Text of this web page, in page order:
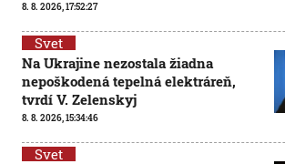
8. 8. 2026, 17:52:27
Svet
Na Ukrajine nezostala žiadna
nepoškodená tepelná elektráreň,
tvrdí V. Zelenskyj
8. 8. 2026, 15:34:46
Svet